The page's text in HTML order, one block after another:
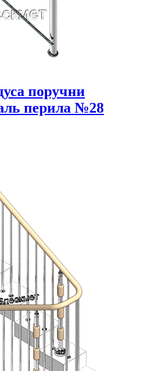
поручни
перила №28